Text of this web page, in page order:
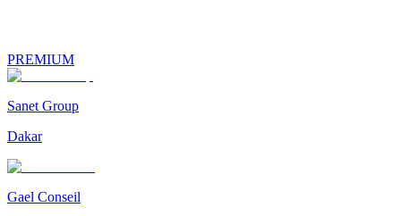
PREMIUM
Sanet Group
Dakar
Gael Conseil